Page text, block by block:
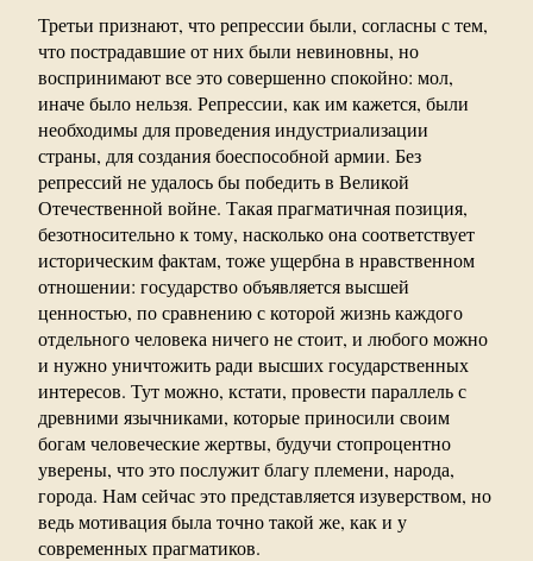
Третьи признают, что репрессии были, согласны с тем,
что пострадавшие от них были невиновны, но
воспринимают все это совершенно спокойно: мол,
иначе было нельзя. Репрессии, как им кажется, были
необходимы для проведения индустриализации
страны, для создания боеспособной армии. Без
репрессий не удалось бы победить в Великой
Отечественной войне. Такая прагматичная позиция,
безотносительно к тому, насколько она соответствует
историческим фактам, тоже ущербна в нравственном
отношении: государство объявляется высшей
ценностью, по сравнению с которой жизнь каждого
отдельного человека ничего не стоит, и любого можно
и нужно уничтожить ради высших государственных
интересов. Тут можно, кстати, провести параллель с
древними язычниками, которые приносили своим
богам человеческие жертвы, будучи стопроцентно
уверены, что это послужит благу племени, народа,
города. Нам сейчас это представляется изуверством, но
ведь мотивация была точно такой же, как и у
современных прагматиков.